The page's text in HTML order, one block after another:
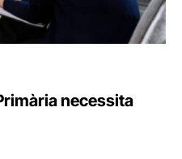
necessita